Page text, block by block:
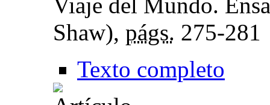
Shaw), págs. 275-281
Texto completo